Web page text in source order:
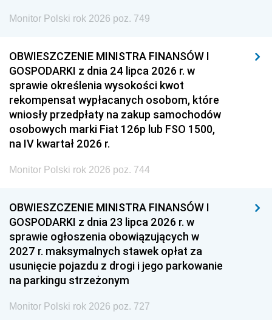
Monitor Polski rok 2026 poz. 749
OBWIESZCZENIE MINISTRA FINANSÓW I
GOSPODARKI z dnia 24 lipca 2026 r. w
sprawie określenia wysokości kwot
rekompensat wypłacanych osobom, które
wniosły przedpłaty na zakup samochodów
osobowych marki Fiat 126p lub FSO 1500,
na IV kwartał 2026 r.
Monitor Polski rok 2026 poz. 744
OBWIESZCZENIE MINISTRA FINANSÓW I
GOSPODARKI z dnia 23 lipca 2026 r. w
sprawie ogłoszenia obowiązujących w
2027 r. maksymalnych stawek opłat za
usunięcie pojazdu z drogi i jego parkowanie
na parkingu strzeżonym
Monitor Polski rok 2026 poz. 727